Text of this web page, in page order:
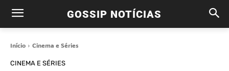
GOSSIP NOTÍCIAS
Início Cinema e Séries
CINEMA E SÉRIES